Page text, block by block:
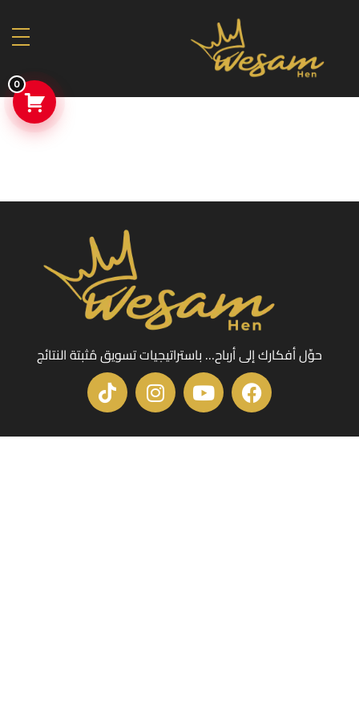
حوِّل أفكارك إلى أرباح… باستراتيجيات تسويق مُثبتة النتائج
0